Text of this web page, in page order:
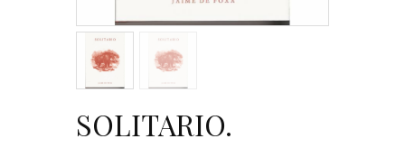
SOLITARIO.